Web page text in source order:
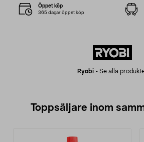
Ryobi - Se alla
Öppet köp
365 dagar öppet köp
Toppsäljare inom